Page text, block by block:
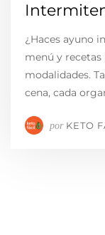
¿Haces ayuno
menú y
modalidades.
cena, cada
por KETO